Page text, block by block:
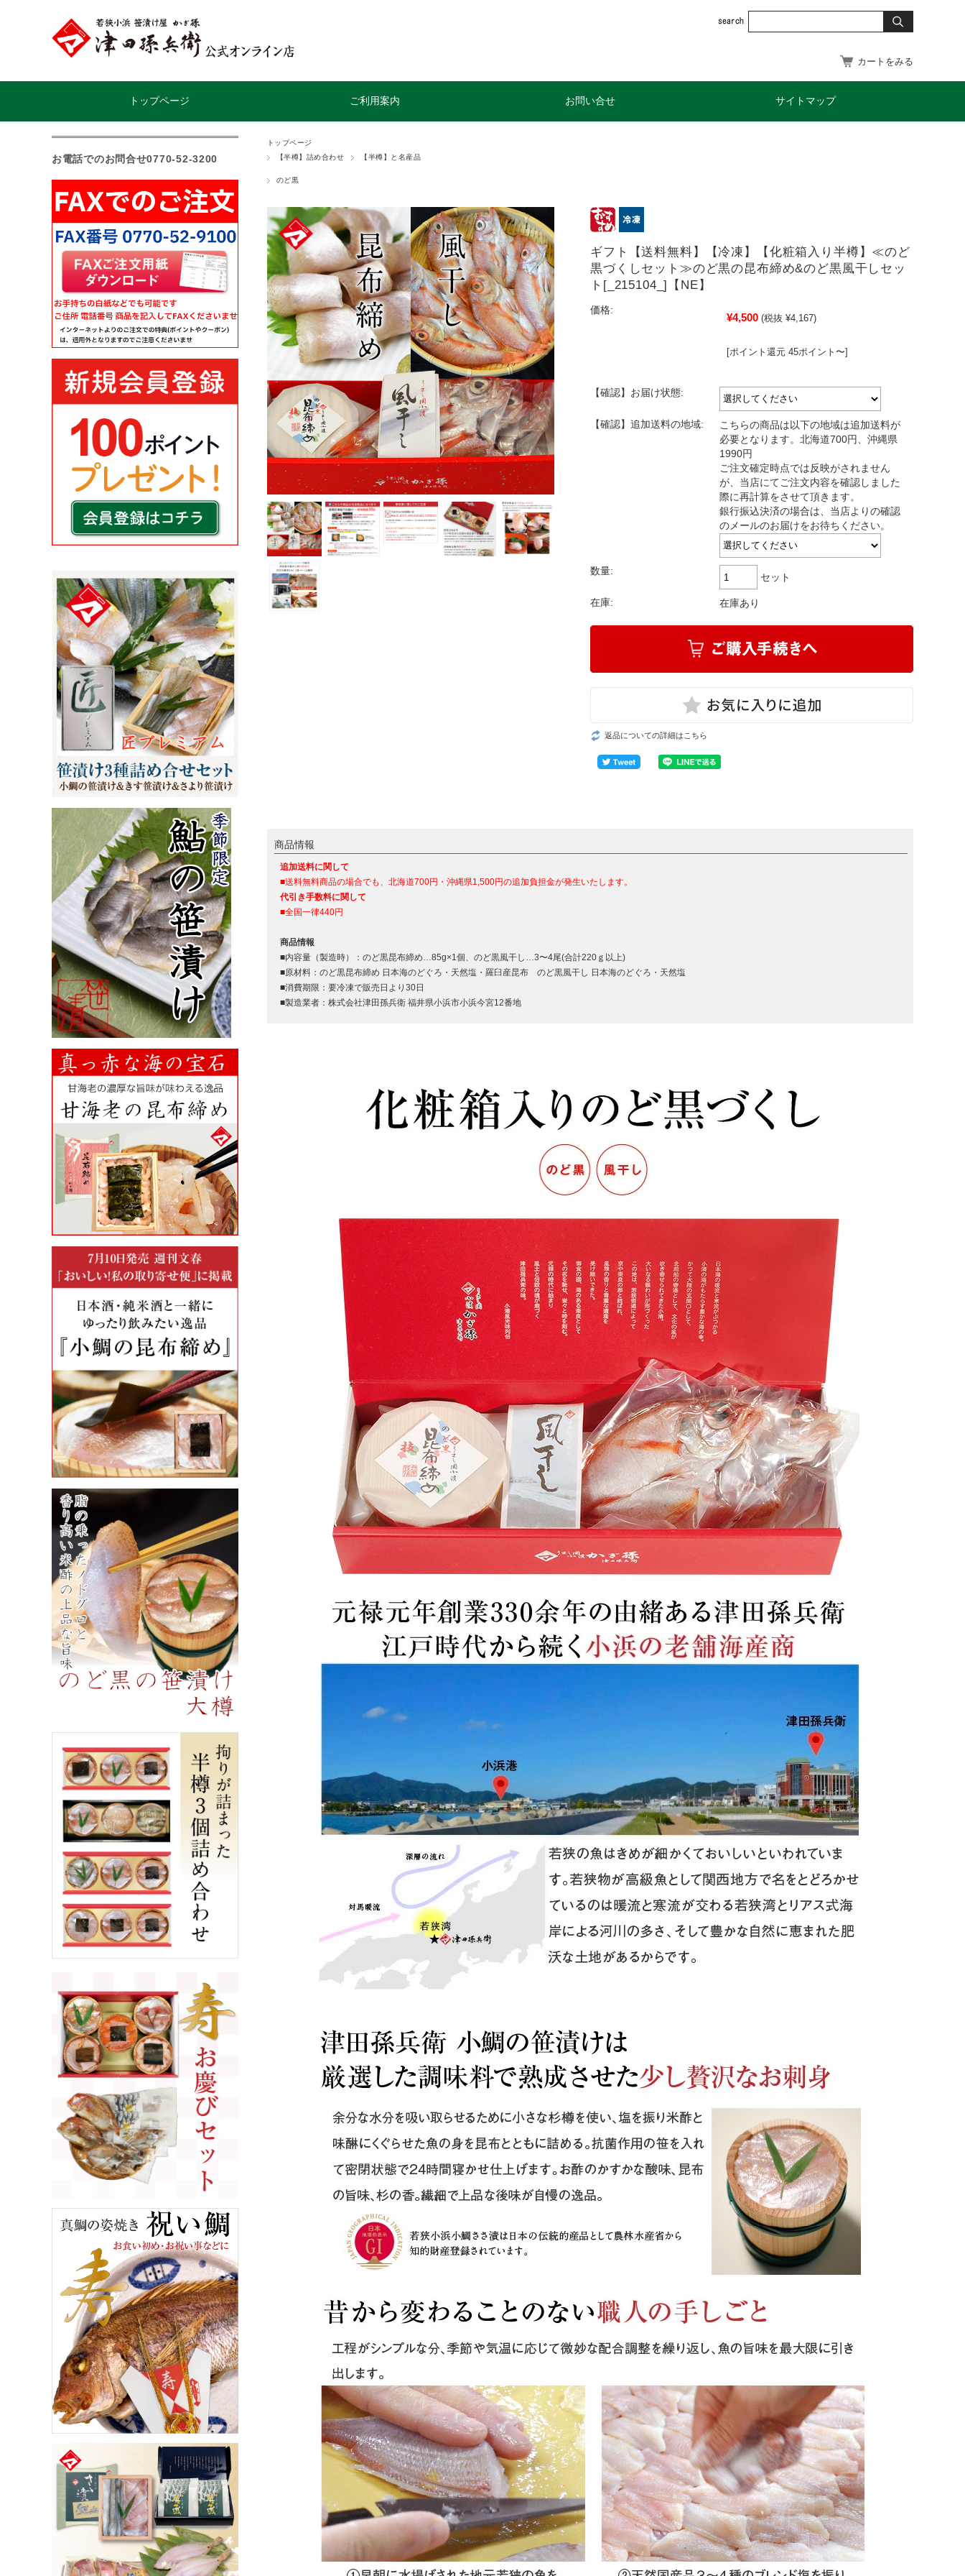
カートをみる
トップページ ご利用案内 お問い合せ サイトマップ
トップページ
【半樽】詰め合わせ
【半樽】と名産品
のど黒
ギフト【送料無料】【冷凍】【化粧箱入り半樽】≪のど
黒づくしセット≫のど黒の昆布締め&のど黒風干しセッ
ト[_215104_]【NE】
価格:
¥4,500 (税抜 ¥4,167)
[ポイント還元 45ポイント〜]
【確認】お届け状態:
【確認】追加送料の地域:
こちらの商品は以下の地域は追加送料が
必要となります。北海道700円、沖縄県
1990円
ご注文確定時点では反映がされません
が、当店にてご注文内容を確認しました
際に再計算をさせて頂きます。
銀行振込決済の場合は、当店よりの確認
のメールのお届けをお待ちください。
数量:
セット
在庫: 在庫あり
返品についての詳細はこちら
商品情報
追加送料に関して
■送料無料商品の場合でも、北海道700円・沖縄県1,500円の追加負担金が発生いたします。
代引き手数料に関して
■全国一律440円
商品情報
■内容量（製造時）：のど黒昆布締め…85g×1個、のど黒風干し…3〜4尾(合計220ｇ以上)
■原材料：のど黒昆布締め 日本海のどぐろ・天然塩・羅臼産昆布 のど黒風干し 日本海のどぐろ・天然塩
■消費期限：要冷凍で販売日より30日
■製造業者：株式会社津田孫兵衛 福井県小浜市小浜今宮12番地
お電話でのお問合せ0770-52-3200